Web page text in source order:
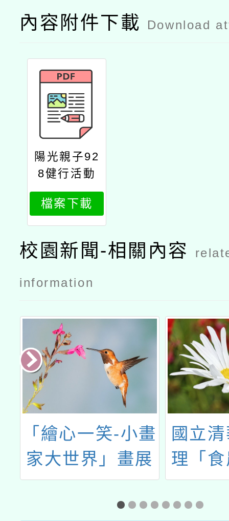
內容附件下載 Download
陽光親子92
8健行活動
檔案下載
校園新聞-相關內容
information
「繪心一笑-小畫
家大世界」畫展
國立
理「
學家